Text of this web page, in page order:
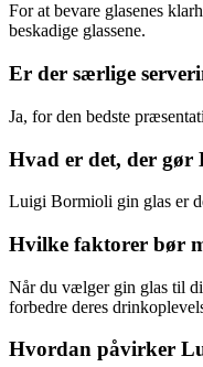
For at bevare glasenes
beskadige glassene.
Er der særlige
Ja, for den bedste
Hvad er det, der gør
Luigi Bormioli gin glas er
Hvilke faktorer bør
Når du vælger gin glas til
forbedre deres
Hvordan påvirker